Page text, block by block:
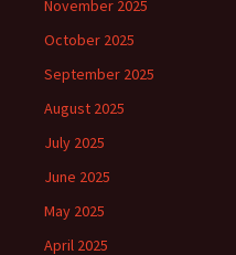
November 2025
October 2025
September 2025
August 2025
July 2025
June 2025
May 2025
April 2025